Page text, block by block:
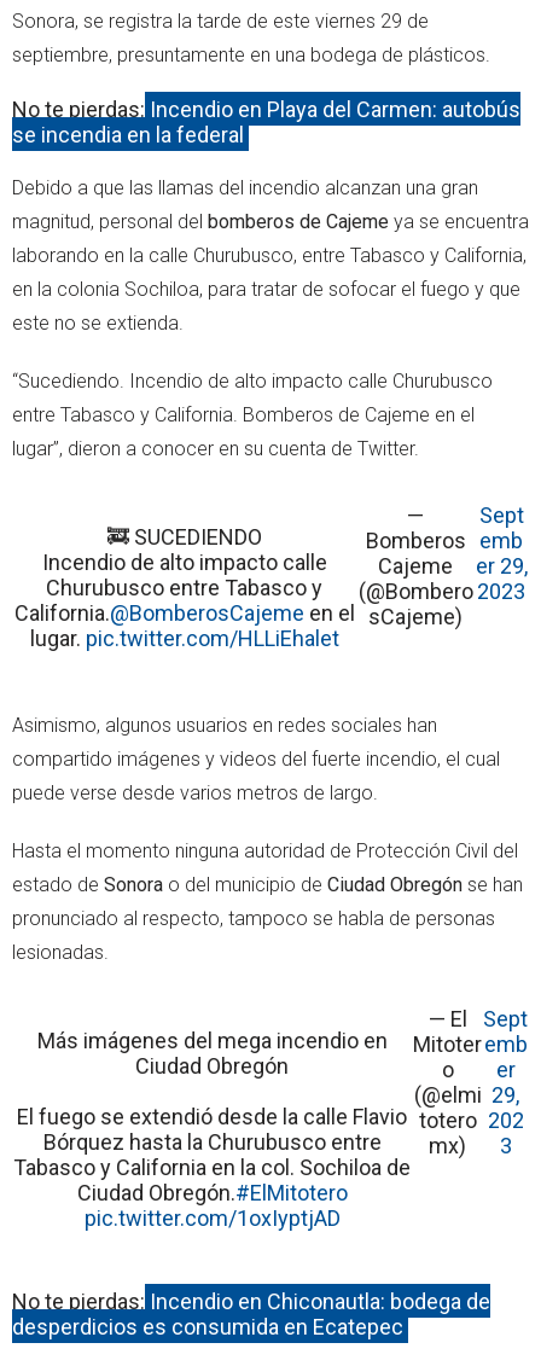
Sonora, se registra la tarde de este viernes 29 de
septiembre, presuntamente en una bodega de plásticos.
No te pierdas: Incendio en Playa del Carmen: autobús
se incendia en la federal
Debido a que las llamas del incendio alcanzan una gran
magnitud, personal del bomberos de Cajeme ya se encuentra
laborando en la calle Churubusco, entre Tabasco y California,
en la colonia Sochiloa, para tratar de sofocar el fuego y que
este no se extienda.
“Sucediendo. Incendio de alto impacto calle Churubusco
entre Tabasco y California. Bomberos de Cajeme en el
lugar”, dieron a conocer en su cuenta de Twitter.
🚒 SUCEDIENDO
Incendio de alto impacto calle
Churubusco entre Tabasco y
California.@BomberosCajeme en el
lugar. pic.twitter.com/HLLiEhalet
—
Bomberos
Cajeme
(@Bombero
sCajeme)
Sept
emb
er 29,
2023
Asimismo, algunos usuarios en redes sociales han
compartido imágenes y videos del fuerte incendio, el cual
puede verse desde varios metros de largo.
Hasta el momento ninguna autoridad de Protección Civil del
estado de Sonora o del municipio de Ciudad Obregón se han
pronunciado al respecto, tampoco se habla de personas
lesionadas.
Más imágenes del mega incendio en
Ciudad Obregón
El fuego se extendió desde la calle Flavio
Bórquez hasta la Churubusco entre
Tabasco y California en la col. Sochiloa de
Ciudad Obregón.#ElMitotero
pic.twitter.com/1oxIyptjAD
— El
Mitoter
o
(@elmi
totero
mx)
Sept
emb
er
29,
202
3
No te pierdas: Incendio en Chiconautla: bodega de
desperdicios es consumida en Ecatepec